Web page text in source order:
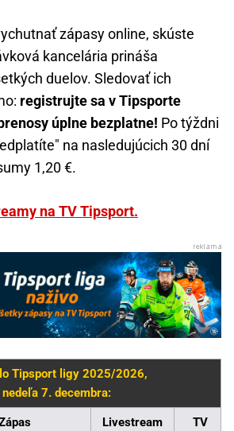
zápasy online, skúste
kancelária prináša
duelov. Sledovať ich
registrujte sa v Tipsporte
úplne bezplatne! Po týždni
na nasledujúcich 30 dní
1,20 €.
na TV Tipsport.
Tipsport ligy 2025/2026,
nedeľa 7. decembra:
Livestream TV